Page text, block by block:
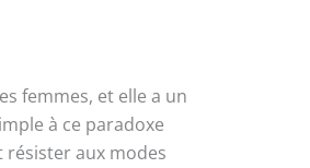
femmes, et elle a un
à ce paradoxe
résister aux modes